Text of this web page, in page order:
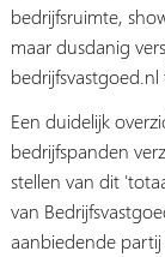
bedrijfsruimte,
maar dusdanig
Een duidelijk
bedrijfspanden
stellen van dit
van
aanbiedende